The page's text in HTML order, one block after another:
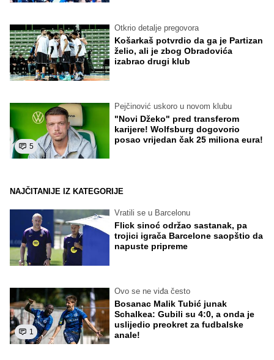
Otkrio detalje pregovora
Košarkaš potvrdio da ga je Partizan
želio, ali je zbog Obradovića
izabrao drugi klub
5
Pejčinović uskoro u novom klubu
"Novi Džeko" pred transferom
karijere! Wolfsburg dogovorio
posao vrijedan čak 25 miliona eura!
NAJČITANIJE IZ KATEGORIJE
Vratili se u Barcelonu
Flick sinoć održao sastanak, pa
trojici igrača Barcelone saopštio da
napuste pripreme
1
Ovo se ne viđa često
Bosanac Malik Tubić junak
Schalkea: Gubili su 4:0, a onda je
uslijedio preokret za fudbalske
anale!